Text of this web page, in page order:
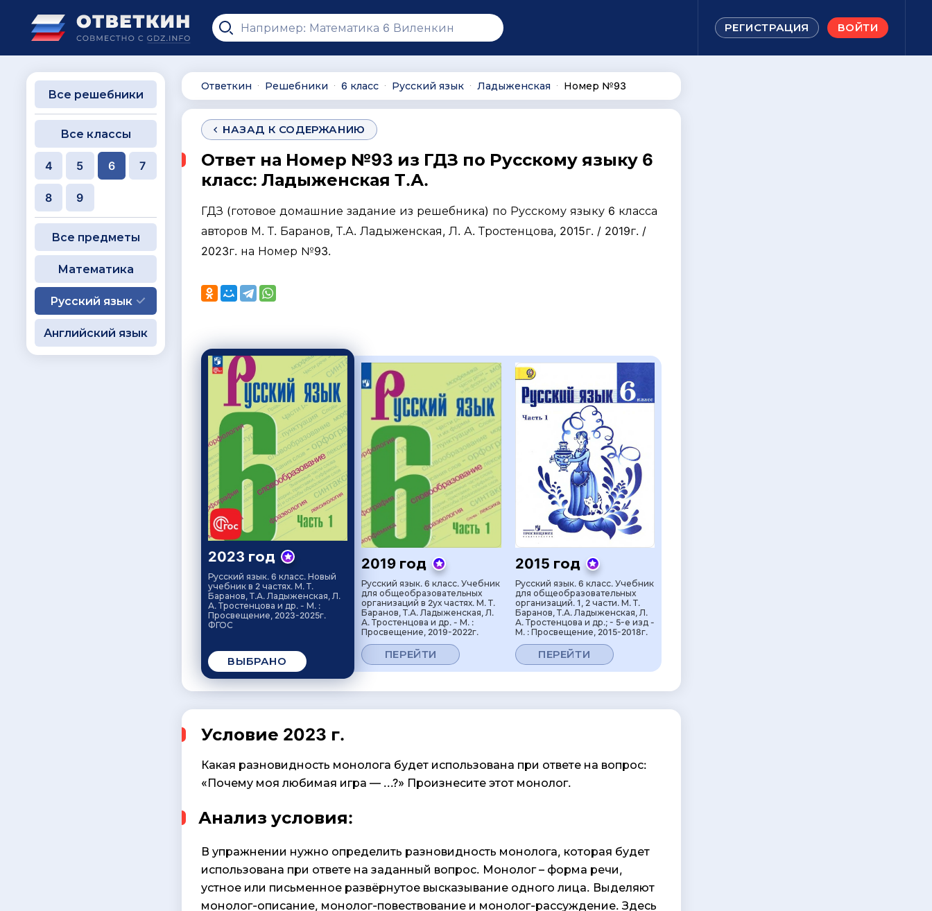
РЕГИСТРАЦИЯ ВОЙТИ
Ответкин ∙ Решебники ∙ 6 класс ∙ Русский язык ∙ Ладыженская ∙ Номер №93
НАЗАД К СОДЕРЖАНИЮ
Ответ на Номер №93 из ГДЗ по Русскому языку 6
класс: Ладыженская Т.А.
ГДЗ (готовое домашние задание из решебника) по Русскому языку 6 класса
авторов М. Т. Баранов, Т.А. Ладыженская, Л. А. Тростенцова, 2015г. / 2019г. /
2023г. на Номер №93.
2023 год
Русский язык. 6 класс. Новый
учебник в 2 частях. М. Т.
Баранов, Т.А. Ладыженская, Л.
А. Тростенцова и др. - М. :
Просвещение, 2023-2025г.
ФГОС
ВЫБРАНО
2019 год
Русский язык. 6 класс. Учебник
для общеобразовательных
организаций в 2ух частях. М. Т.
Баранов, Т.А. Ладыженская, Л.
А. Тростенцова и др. - М. :
Просвещение, 2019-2022г.
ПЕРЕЙТИ
2015 год
Русский язык. 6 класс. Учебник
для общеобразовательных
организаций. 1, 2 части. М. Т.
Баранов, Т.А. Ладыженская, Л.
А. Тростенцова и др.; - 5-е изд -
М. : Просвещение, 2015-2018г.
ПЕРЕЙТИ
Условие 2023 г.
Какая разновидность монолога будет использована при ответе на вопрос:
«Почему моя любимая игра — ...?» Произнесите этот монолог.
Анализ условия:
В упражнении нужно определить разновидность монолога, которая будет
использована при ответе на заданный вопрос. Монолог – форма речи,
устное или письменное развёрнутое высказывание одного лица. Выделяют
монолог-описание, монолог-повествование и монолог-рассуждение. Здесь
Все решебники
Все классы
4 5 6 7
8 9
Все предметы
Математика
Русский язык
Английский язык